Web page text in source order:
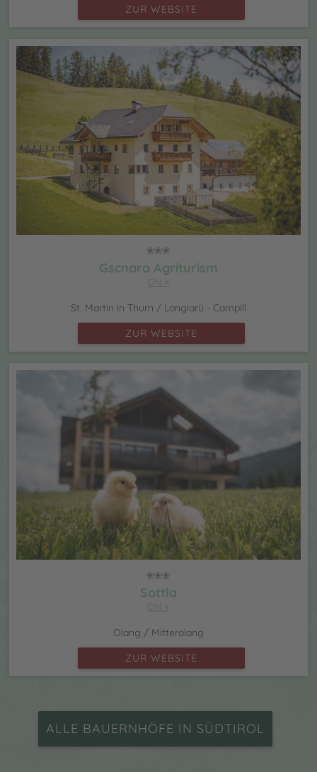
ZUR WEBSITE
Gscnara Agriturism
CIN +
St. Martin in Thurn / Longiarü - Campill
ZUR WEBSITE
Sottla
CIN +
Olang / Mitterolang
ZUR WEBSITE
ALLE BAUERNHÖFE IN SÜDTIROL